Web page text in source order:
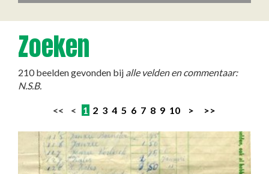
Zoeken
210 beelden gevonden bij alle velden en commentaar:
N.S.B.
<< < 1 2 3 4 5 6 7 8 9 10 > >>